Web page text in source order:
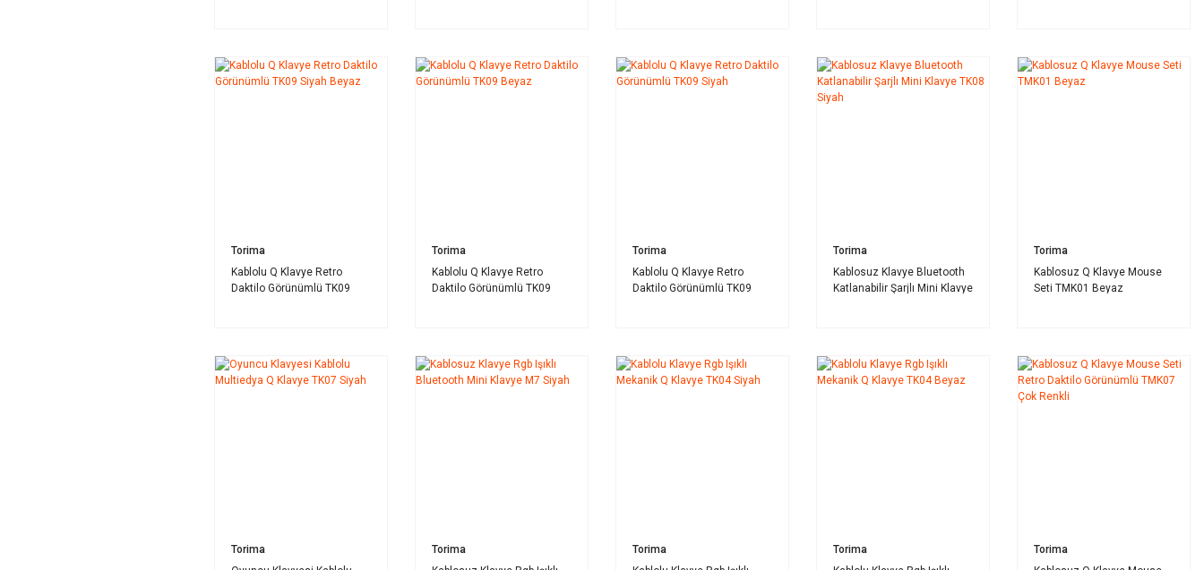
Torima
Kablolu Q Klavye Retro
Daktilo Görünümlü TK09
Torima
Kablolu Q Klavye Retro
Daktilo Görünümlü TK09
Torima
Kablolu Q Klavye Retro
Daktilo Görünümlü TK09
Torima
Kablosuz Klavye Bluetooth
Katlanabilir Şarjlı Mini Klavye
Torima
Kablosuz Q Klavye Mouse
Seti TMK01 Beyaz
Torima
Torima
Torima
Torima
Torima